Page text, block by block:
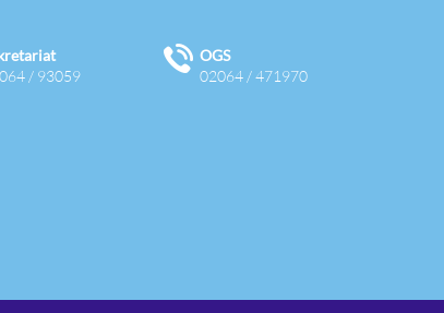
/ 93059
OGS
02064 / 471970